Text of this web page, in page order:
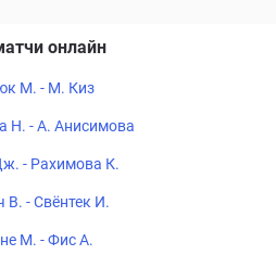
онлайн
М. - М. Киз
Н. - А. Анисимова
- Рахимова К.
В. - Свёнтек И.
М. - Фис А.